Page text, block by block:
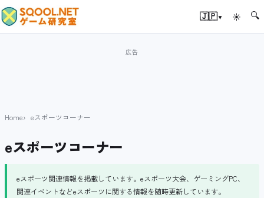
🇯🇵▾ ☀ 🔍
Home eスポーツコーナー
eスポーツコーナー
eスポーツ関連情報を掲載しています。eスポーツ大会、ゲーミングPC、
関連イベントなどeスポーツに関する情報を随時更新しています。